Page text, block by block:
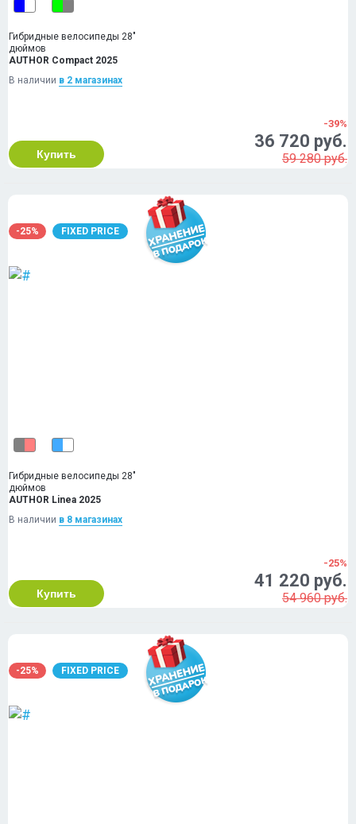
Гибридные велосипеды 28"
дюймов
AUTHOR Compact 2025
В наличии в 2 магазинах
Купить
-39%
36 720 руб.
59 280 руб.
-25% FIXED PRICE
Гибридные велосипеды 28"
дюймов
AUTHOR Linea 2025
В наличии в 8 магазинах
Купить
-25%
41 220 руб.
54 960 руб.
-25% FIXED PRICE